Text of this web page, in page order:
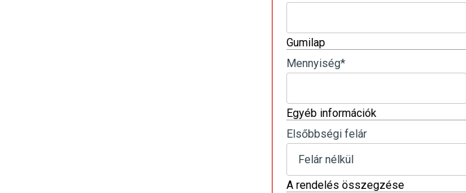
Gumilap
Mennyiség*
Egyéb információk
Elsőbbségi felár
A rendelés összegzése